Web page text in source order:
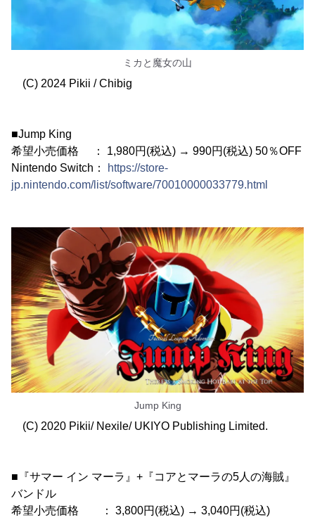
ミカと魔女の山
(C) 2024 Pikii / Chibig
■Jump King
希望小売価格 ： 1,980円(税込) → 990円(税込) 50％OFF
Nintendo Switch：
https://store-
jp.nintendo.com/list/software/70010000033779.html
Jump King
(C) 2020 Pikii/ Nexile/ UKIYO Publishing Limited.
■『サマー イン マーラ』+『コアとマーラの5人の海賊』
バンドル
希望小売価格 ： 3,800円(税込) → 3,040円(税込)